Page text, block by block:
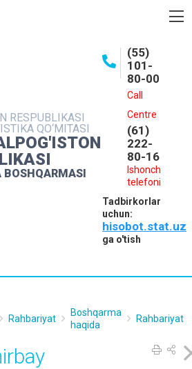
RESPUBLIKASI
QO‘MITASI
(55)
101-
80-00
Call
Centre
(61)
222-
80-16
Ishonch
telefoni
Tadbirkorlar
uchun:
hisobot.stat.uz
ga o'tish
XIZMATLAR
XIZMATI
MUROJAATLAR
Rahbariyat
Boshqarma
haqida
Rahbariyat